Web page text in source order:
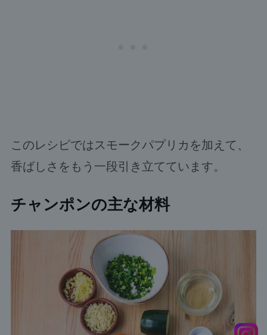
このレシピではスモークパプリカを加えて、
香ばしさをもう一段引き立てています。
チャンポンの主な材料